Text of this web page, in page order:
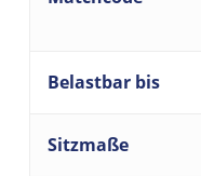
Belastbar bis
Sitzmaße